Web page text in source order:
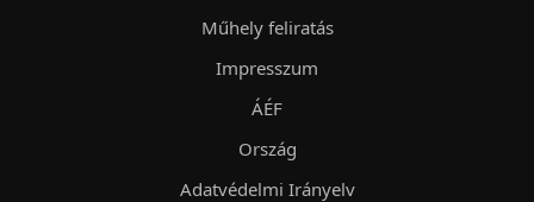
Műhely feliratás
Impresszum
ÁÉF
Ország
Adatvédelmi Irányelv